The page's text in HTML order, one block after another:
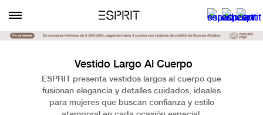
Vestido Largo Al Cuerpo
ESPRIT presenta vestidos largos al cuerpo que
fusionan elegancia y detalles cuidados, ideales
para mujeres que buscan confianza y estilo